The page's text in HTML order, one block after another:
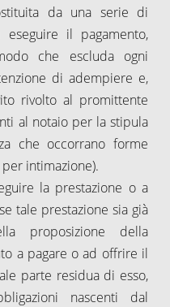
da una serie di
il pagamento,
che escluda ogni
di adempiere e,
rivolto al promittente
al notaio per la stipula
che occorrano forme
intimazione).
la prestazione o a
tale prestazione sia già
proposizione della
a pagare o ad offrire il
parte residua di esso,
nascenti dal